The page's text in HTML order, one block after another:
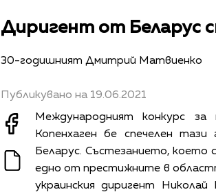
Диригент от Беларус
30-годишният Дмитрий Матвиенко
Публикувано на 19.06.2021
Международният конкурс
Копенхаген бе спечелен
Беларус. Състезанието, което
едно от престижните в
украинския диригент